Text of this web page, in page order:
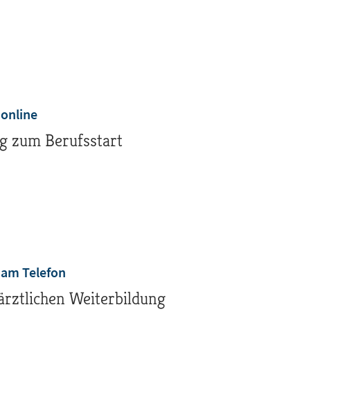
online
zum Berufsstart
am Telefon
Weiterbildung